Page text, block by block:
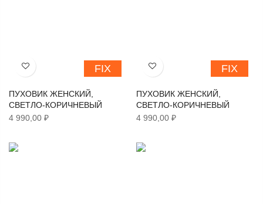
FIX
Хочу!
ПУХОВИК ЖЕНСКИЙ,
СВЕТЛО-КОРИЧНЕВЫЙ
4 990,00 ₽
FIX
Хочу!
ПУХОВИК ЖЕНСКИЙ,
СВЕТЛО-КОРИЧНЕВЫЙ
4 990,00 ₽